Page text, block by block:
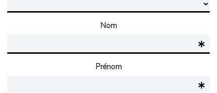
Nom
Prénom